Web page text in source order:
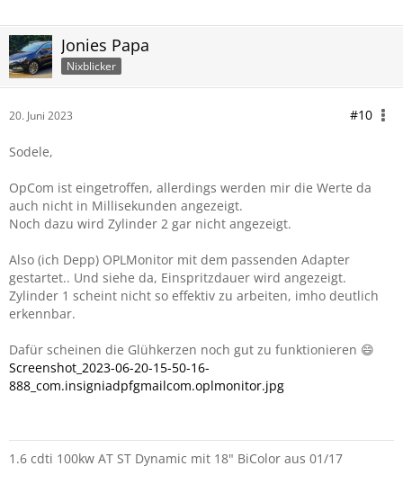
Jonies Papa
Nixblicker
20. Juni 2023 #10
Sodele,
OpCom ist eingetroffen, allerdings werden mir die Werte da
auch nicht in Millisekunden angezeigt.
Noch dazu wird Zylinder 2 gar nicht angezeigt.
Also (ich Depp) OPLMonitor mit dem passenden Adapter
gestartet.. Und siehe da, Einspritzdauer wird angezeigt.
Zylinder 1 scheint nicht so effektiv zu arbeiten, imho deutlich
erkennbar.
Dafür scheinen die Glühkerzen noch gut zu funktionieren 😄
Screenshot_2023-06-20-15-50-16-
888_com.insigniadpfgmailcom.oplmonitor.jpg
1.6 cdti 100kw AT ST Dynamic mit 18" BiColor aus 01/17